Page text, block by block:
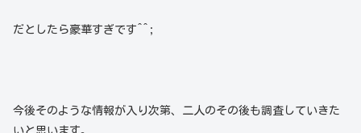
だとしたら豪華すぎです^^;
今後そのような情報が入り次第、二人のその後も調査していきた
いと思います。